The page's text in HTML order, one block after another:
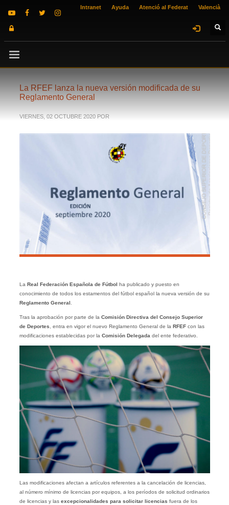
Intranet Ayuda Atenció al Federat Valencià
La RFEF lanza la nueva versión modificada de su
Reglamento General
VIERNES, 02 OCTUBRE 2020 POR
La Real Federación Española de Fútbol ha publicado y puesto en
conocimiento de todos los estamentos del fútbol español la nueva versión de su
Reglamento General
Tras la aprobación por parte de la Comisión Directiva del Consejo Superior
de Deportes , entra en vigor el nuevo Reglamento General de la RFEFcon las
modificaciones establecidas por la Comisión Delegada del ente federativo.
Las modificaciones afectan a artículos referentes a la cancelación de licencias,
al número mínimo de licencias por equipos, a los períodos de solicitud ordinarios
de licencias y las excepcionalidades para solicitar licencias fuera de los